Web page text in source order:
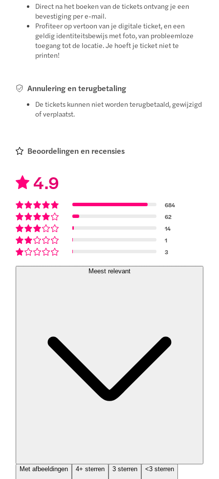
Direct na het boeken van de tickets ontvang je een
bevestiging per e-mail.
Profiteer op vertoon van je digitale ticket, en een
geldig identiteitsbewijs met foto, van probleemloze
toegang tot de locatie. Je hoeft je ticket niet te
printen!
Annulering en terugbetaling
De tickets kunnen niet worden terugbetaald, gewijzigd
of verplaatst.
Beoordelingen en recensies
4.9
684
62
14
1
3
Meest relevant
Met afbeeldingen 4+ sterren 3 sterren <3 sterren